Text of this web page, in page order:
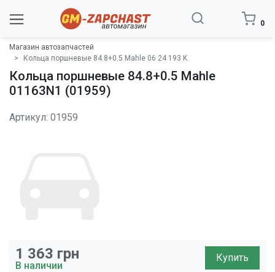
0
Магазин автозапчастей
Кольца поршневые 84.8+0.5 Mahle 06 24 193 K
Кольца поршневые 84.8+0.5 Mahle
01163N1 (01959)
Артикул: 01959
1 363 грн
В наличии
Купить